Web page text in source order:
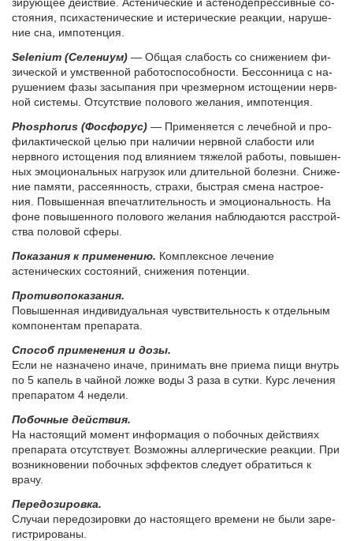
сто­я­ния, псих­асте­ни­че­ские и исте­ри­че­ские ре­ак­ции, на­ру­ше­
ние сна, им­по­тен­ция.
Selenium (Се­ле­ни­ум) — Об­щая сла­бость со сни­же­ни­ем фи­
зи­че­ской и ум­ствен­ной ра­бо­то­спо­соб­но­сти. Бес­сон­ни­ца с на­
ру­ше­ни­ем фа­зы за­сы­па­ния при чрез­мер­ном ис­то­ще­нии нерв­
ной си­сте­мы. От­сут­ствие по­ло­во­го же­ла­ния, им­по­тен­ция.
Phosphorus (Фос­фо­рус) — При­ме­ня­ет­ся с ле­чеб­ной и про­
фи­лак­ти­че­ской це­лью при на­ли­чии нерв­ной сла­бо­сти или
нерв­но­го ис­то­ще­ния под влия­ни­ем тя­же­лой ра­бо­ты, по­вы­шен­
ных эмо­цио­наль­ных на­гру­зок или дли­тель­ной бо­лез­ни. Сни­же­
ние па­мя­ти, рас­се­ян­ность, стра­хи, быст­рая сме­на на­стро­е­
ния. По­вы­шен­ная впе­чат­ли­тель­ность и эмо­цио­наль­ность. На
фо­не по­вы­шен­но­го по­ло­во­го же­ла­ния на­блю­да­ют­ся рас­строй­
ства по­ло­вой сфе­ры.
Показания к применению. Комплексное лечение
астенических состояний, снижения потенции.
Противопоказания.
Повышенная индивидуальная чувствительность к отдельным
компонентам препарата.
Спо­соб при­ме­не­ния и до­зы.
Если не назначено иначе, принимать вне приема пищи внутрь
по 5 капель в чайной ложке воды 3 раза в сутки. Курс лечения
препаратом 4 недели.
По­боч­ные действия.
На настоящий момент информация о побочных действиях
препарата отсутствует. Возможны аллергические реакции. При
возникновении побочных эффектов следует обратиться к
врачу.
Пе­ре­до­зи­ров­ка.
Слу­чаи пе­ре­до­зи­ров­ки до на­сто­я­ще­го вре­ме­ни не бы­ли за­ре­
ги­стри­ро­ва­ны.